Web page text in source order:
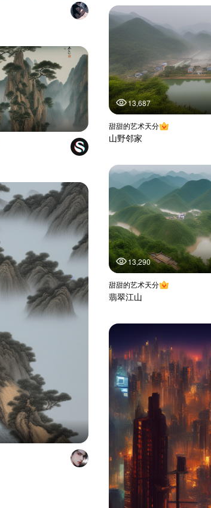
13,687
甜甜的艺术天分
山野邻家
13,290
甜甜的艺术天分
翡翠江山